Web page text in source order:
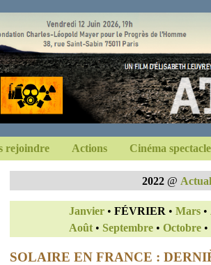
rejoindre Actions Cinéma
2022 @
Janvier • FÉVRIER • Mars •
Août• Septembre• Octobre•
SOLAIRE EN FRANCE :